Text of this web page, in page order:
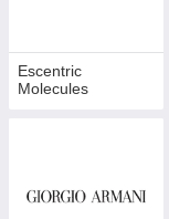
Escentric
Molecules